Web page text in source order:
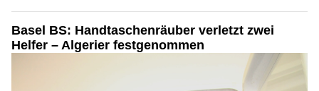
Basel BS: Handtaschenräuber verletzt zwei
Helfer – Algerier festgenommen